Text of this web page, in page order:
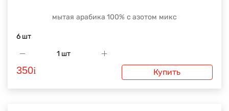
мытая арабика 100% с азотом микс
6 шт
350i Купить